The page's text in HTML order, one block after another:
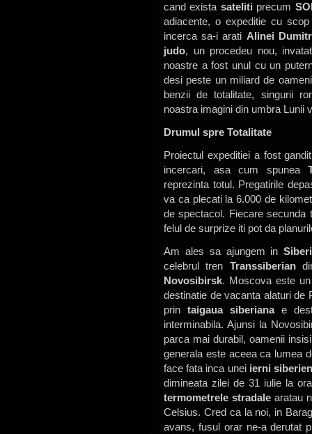
cand exista satelitiprecum
adiacente, o expeditie cu
incerca sa-i arati Alinei
judo, un procedeu nou,
noastre a fost unul cu un
desi peste un miliard de
benzii de totalitate, singurii
noastra imagini din umbra Lunii
Drumul spre Totalitate
Proiectul expeditiei a fost
incercari, asa cum spunea
reprezinta totul. Pregatirile
va ca plecati la 6.000 de
de spectacol. Fiecare secunda
felul de surprize iti pot da
Am ales sa ajungem in
celebrul tren Transsiberian
Novosibirsk. Moscova este
destinatie de vacanta alaturi
printaigaua siberianae
interminabila. Ajunsi la
parca mai durabil, oamenii
generala este aceea ca lumea
face fata inca unei ierni
dimineata zilei de 31 iulie la
termometrele stradale aratau
Celsius. Cred ca la noi, in
avans, fusul orar ne-a derutat